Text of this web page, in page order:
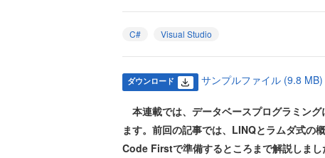
C# Visual Studio
ダウンロード サンプルファイル (9.8 MB)
本連載では、データベースプログラミン
ます。前回の記事では、LINQとラムダ式
Code Firstで準備するところまで解説しま